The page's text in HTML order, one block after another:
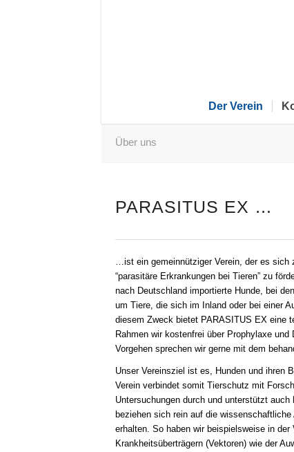
Der Verein
Über uns
PARASITUS EX …
…ist ein gemeinnütziger Verein, der es sich
“parasitäre Erkrankungen bei Tieren” zu
nach Deutschland importierte Hunde, bei
um Tiere, die sich im Inland oder bei einer
diesem Zweck bietet PARASITUS EX eine
Rahmen wir kostenfrei über Prophylaxe
Vorgehen sprechen wir gerne mit dem
Unser Vereinsziel ist es, Hunden und ihren
Verein verbindet somit Tierschutz mit
Untersuchungen durch und unterstützt
beziehen sich rein auf die
erhalten. So haben wir beispielsweise in
Krankheitsüberträgern (Vektoren) wie der